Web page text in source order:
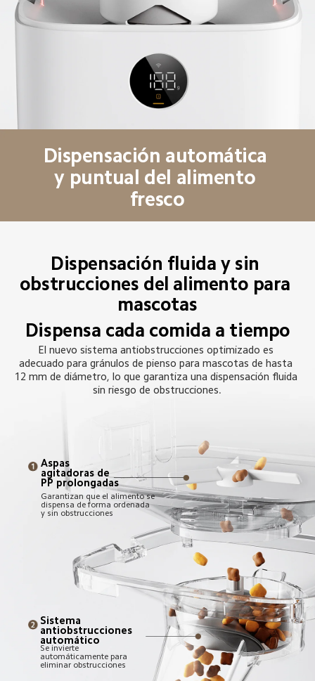
Dispensación automática
y puntual del alimento
fresco
Dispensación fluida y sin
obstrucciones del alimento para
mascotas
Dispensa cada comida a tiempo
El nuevo sistema antiobstrucciones optimizado es
adecuado para gránulos de pienso para mascotas de hasta
12 mm de diámetro, lo que garantiza una dispensación fluida
sin riesgo de obstrucciones.
Aspas
agitadoras de
PP prolongadas
Garantizan que el alimento se
dispensa de forma ordenada
y sin obstrucciones
Sistema
antiobstrucciones
automático
Se invierte
automáticamente para
eliminar obstrucciones